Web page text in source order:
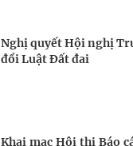
Nghị quyết Hội nghị
đổi Luật Đất đai
Khai mạc Hội thi Báo